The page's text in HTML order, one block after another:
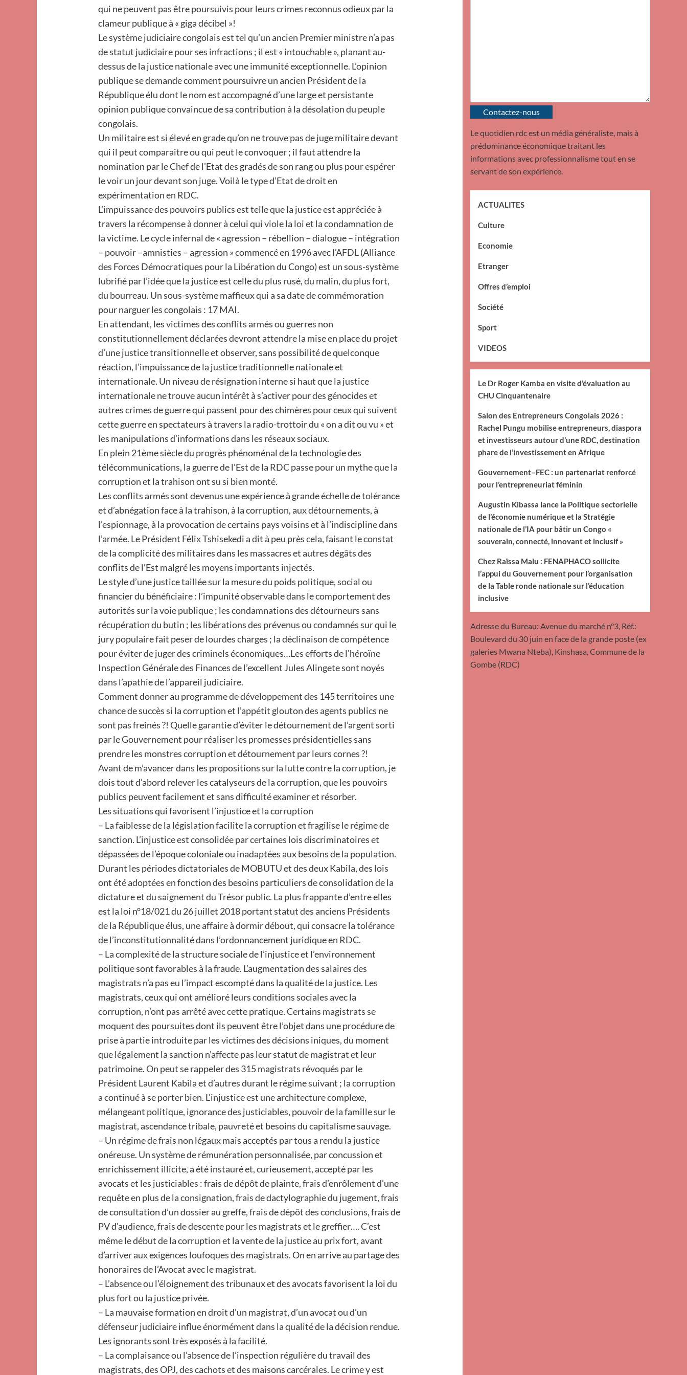
qui ne peuvent pas être poursuivis pour leurs crimes reconnus odieux par la
clameur publique à « giga décibel »!
Le système judiciaire congolais est tel qu’un ancien Premier ministre n’a pas
de statut judiciaire pour ses infractions ; il est « intouchable », planant au-
dessus de la justice nationale avec une immunité exceptionnelle. L’opinion
publique se demande comment poursuivre un ancien Président de la
République élu dont le nom est accompagné d’une large et persistante
opinion publique convaincue de sa contribution à la désolation du peuple
congolais.
Un militaire est si élevé en grade qu’on ne trouve pas de juge militaire devant
qui il peut comparaitre ou qui peut le convoquer ; il faut attendre la
nomination par le Chef de l’Etat des gradés de son rang ou plus pour espérer
le voir un jour devant son juge. Voilà le type d’Etat de droit en
expérimentation en RDC.
L’impuissance des pouvoirs publics est telle que la justice est appréciée à
travers la récompense à donner à celui qui viole la loi et la condamnation de
la victime. Le cycle infernal de « agression – rébellion – dialogue – intégration
– pouvoir –amnisties – agression » commencé en 1996 avec l’AFDL (Alliance
des Forces Démocratiques pour la Libération du Congo) est un sous-système
lubrifié par l’idée que la justice est celle du plus rusé, du malin, du plus fort,
du bourreau. Un sous-système maffieux qui a sa date de commémoration
pour narguer les congolais : 17 MAI.
En attendant, les victimes des conflits armés ou guerres non
constitutionnellement déclarées devront attendre la mise en place du projet
d’une justice transitionnelle et observer, sans possibilité de quelconque
réaction, l’impuissance de la justice traditionnelle nationale et
internationale. Un niveau de résignation interne si haut que la justice
internationale ne trouve aucun intérêt à s’activer pour des génocides et
autres crimes de guerre qui passent pour des chimères pour ceux qui suivent
cette guerre en spectateurs à travers la radio-trottoir du « on a dit ou vu » et
les manipulations d’informations dans les réseaux sociaux.
En plein 21ème siècle du progrès phénoménal de la technologie des
télécommunications, la guerre de l’Est de la RDC passe pour un mythe que la
corruption et la trahison ont su si bien monté.
Les conflits armés sont devenus une expérience à grande échelle de tolérance
et d’abnégation face à la trahison, à la corruption, aux détournements, à
l’espionnage, à la provocation de certains pays voisins et à l’indiscipline dans
l’armée. Le Président Félix Tshisekedi a dit à peu près cela, faisant le constat
de la complicité des militaires dans les massacres et autres dégâts des
conflits de l’Est malgré les moyens importants injectés.
Le style d’une justice taillée sur la mesure du poids politique, social ou
financier du bénéficiaire : l’impunité observable dans le comportement des
autorités sur la voie publique ; les condamnations des détourneurs sans
récupération du butin ; les libérations des prévenus ou condamnés sur qui le
jury populaire fait peser de lourdes charges ; la déclinaison de compétence
pour éviter de juger des criminels économiques…Les efforts de l’héroïne
Inspection Générale des Finances de l’excellent Jules Alingete sont noyés
dans l’apathie de l’appareil judiciaire.
Comment donner au programme de développement des 145 territoires une
chance de succès si la corruption et l’appétit glouton des agents publics ne
sont pas freinés ?! Quelle garantie d’éviter le détournement de l’argent sorti
par le Gouvernement pour réaliser les promesses présidentielles sans
prendre les monstres corruption et détournement par leurs cornes ?!
Avant de m’avancer dans les propositions sur la lutte contre la corruption, je
dois tout d’abord relever les catalyseurs de la corruption, que les pouvoirs
publics peuvent facilement et sans difficulté examiner et résorber.
Les situations qui favorisent l’injustice et la corruption
– La faiblesse de la législation facilite la corruption et fragilise le régime de
sanction. L’injustice est consolidée par certaines lois discriminatoires et
dépassées de l’époque coloniale ou inadaptées aux besoins de la population.
Durant les périodes dictatoriales de MOBUTU et des deux Kabila, des lois
ont été adoptées en fonction des besoins particuliers de consolidation de la
dictature et du saignement du Trésor public. La plus frappante d’entre elles
est la loi n°18/021 du 26 juillet 2018 portant statut des anciens Présidents
de la République élus, une affaire à dormir débout, qui consacre la tolérance
de l’inconstitutionnalité dans l’ordonnancement juridique en RDC.
– La complexité de la structure sociale de l’injustice et l’environnement
politique sont favorables à la fraude. L’augmentation des salaires des
magistrats n’a pas eu l’impact escompté dans la qualité de la justice. Les
magistrats, ceux qui ont amélioré leurs conditions sociales avec la
corruption, n’ont pas arrêté avec cette pratique. Certains magistrats se
moquent des poursuites dont ils peuvent être l’objet dans une procédure de
prise à partie introduite par les victimes des décisions iniques, du moment
que légalement la sanction n’affecte pas leur statut de magistrat et leur
patrimoine. On peut se rappeler des 315 magistrats révoqués par le
Président Laurent Kabila et d’autres durant le régime suivant ; la corruption
a continué à se porter bien. L’injustice est une architecture complexe,
mélangeant politique, ignorance des justiciables, pouvoir de la famille sur le
magistrat, ascendance tribale, pauvreté et besoins du capitalisme sauvage.
– Un régime de frais non légaux mais acceptés par tous a rendu la justice
onéreuse. Un système de rémunération personnalisée, par concussion et
enrichissement illicite, a été instauré et, curieusement, accepté par les
avocats et les justiciables : frais de dépôt de plainte, frais d’enrôlement d’une
requête en plus de la consignation, frais de dactylographie du jugement, frais
de consultation d’un dossier au greffe, frais de dépôt des conclusions, frais de
PV d’audience, frais de descente pour les magistrats et le greffier…. C’est
même le début de la corruption et la vente de la justice au prix fort, avant
d’arriver aux exigences loufoques des magistrats. On en arrive au partage des
honoraires de l’Avocat avec le magistrat.
– L’absence ou l’éloignement des tribunaux et des avocats favorisent la loi du
plus fort ou la justice privée.
– La mauvaise formation en droit d’un magistrat, d’un avocat ou d’un
défenseur judiciaire influe énormément dans la qualité de la décision rendue.
Les ignorants sont très exposés à la facilité.
– La complaisance ou l’absence de l’inspection régulière du travail des
magistrats, des OPJ, des cachots et des maisons carcérales. Le crime y est
Contactez-nous
Le quotidien rdc est un média généraliste, mais à
prédominance économique traitant les
informations avec professionnalisme tout en se
servant de son expérience.
ACTUALITES
Culture
Economie
Etranger
Offres d’emploi
Société
Sport
VIDEOS
Le Dr Roger Kamba en visite d’évaluation au
CHU Cinquantenaire
Salon des Entrepreneurs Congolais 2026 :
Rachel Pungu mobilise entrepreneurs, diaspora
et investisseurs autour d’une RDC, destination
phare de l’investissement en Afrique
Gouvernement–FEC : un partenariat renforcé
pour l’entrepreneuriat féminin
Augustin Kibassa lance la Politique sectorielle
de l’économie numérique et la Stratégie
nationale de l’IA pour bâtir un Congo «
souverain, connecté, innovant et inclusif »
Chez Raïssa Malu : FENAPHACO sollicite
l’appui du Gouvernement pour l’organisation
de la Table ronde nationale sur l’éducation
inclusive
Adresse du Bureau: Avenue du marché n°3, Réf.:
Boulevard du 30 juin en face de la grande poste (ex
galeries Mwana Nteba), Kinshasa, Commune de la
Gombe (RDC)